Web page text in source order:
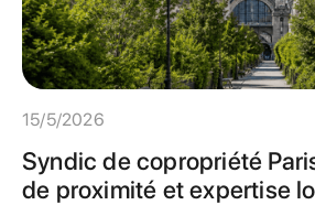
15/5/2026
Syndic de copropriété
de proximité et expertise